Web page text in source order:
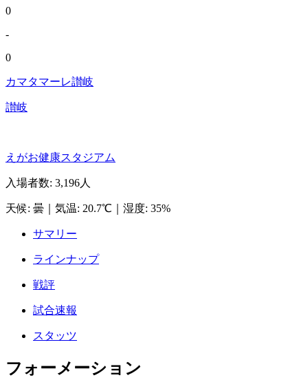
0
-
0
カマタマーレ讃岐
讃岐
えがお健康スタジアム
入場者数: 3,196人
天候: 曇 気温: 20.7℃ 湿度: 35%
サマリー
ラインナップ
戦評
試合速報
スタッツ
フォーメーション